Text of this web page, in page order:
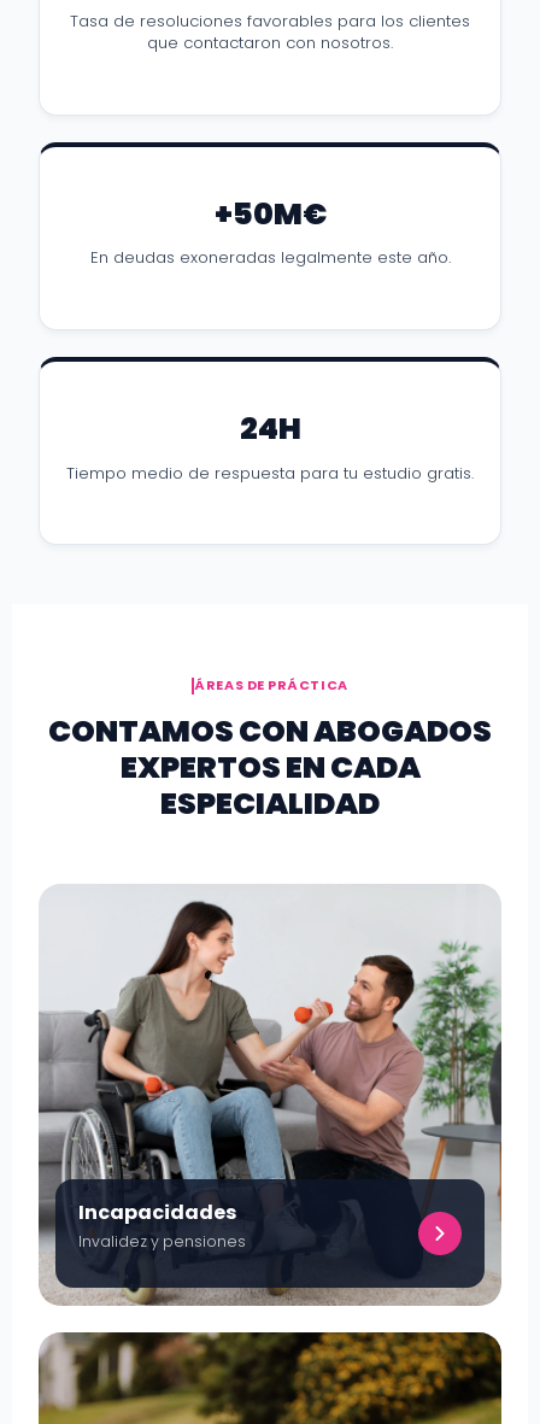
Tasa de resoluciones favorables para los clientes
que contactaron con nosotros.
+50M€
En deudas exoneradas legalmente este año.
24H
Tiempo medio de respuesta para tu estudio gratis.
ÁREAS DE PRÁCTICA
CONTAMOS CON ABOGADOS
EXPERTOS EN CADA
ESPECIALIDAD
Incapacidades
Invalidez y pensiones